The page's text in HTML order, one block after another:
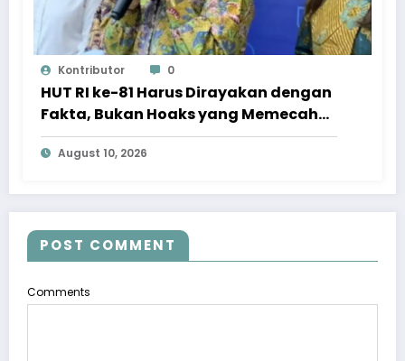
Kontributor 0
HUT RI ke-81 Harus Dirayakan dengan
Fakta, Bukan Hoaks yang Memecah
Belah
August 10, 2026
POST COMMENT
Comments